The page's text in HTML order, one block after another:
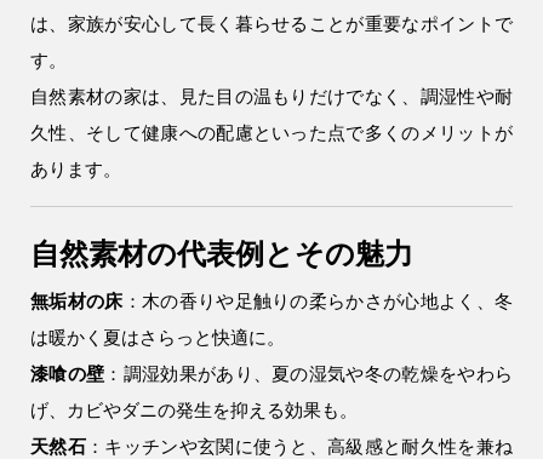
は、家族が安心して長く暮らせることが重要なポイントで
す。
自然素材の家は、見た目の温もりだけでなく、調湿性や耐
久性、そして健康への配慮といった点で多くのメリットが
あります。
自然素材の代表例とその魅力
無垢材の床：木の香りや足触りの柔らかさが心地よく、冬
は暖かく夏はさらっと快適に。
漆喰の壁 ：調湿効果があり、夏の湿気や冬の乾燥をやわら
げ、カビやダニの発生を抑える効果も。
天然石：キッチンや玄関に使うと、高級感と耐久性を兼ね
0120-70-1212
0120-37-7611
アフターメンテナンス
営業時間 9時〜17時（定休／水曜日）
04-2950-7171
04-2968-5522